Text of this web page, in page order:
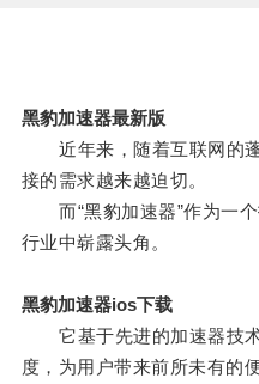
黑豹加速器最新版
近年来，随着互联网的蓬
接的需求越来越迫切。
而“黑豹加速器”作为一个
行业中崭露头角。
黑豹加速器ios下载
它基于先进的加速器技术
度，为用户带来前所未有的便